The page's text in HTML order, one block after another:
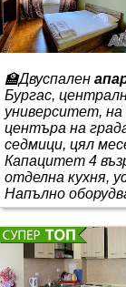
🏫Двуспален
Бургас,
университет,
центъра на
седмици, цял
Капацитет 4
отделна кухня,
Напълно